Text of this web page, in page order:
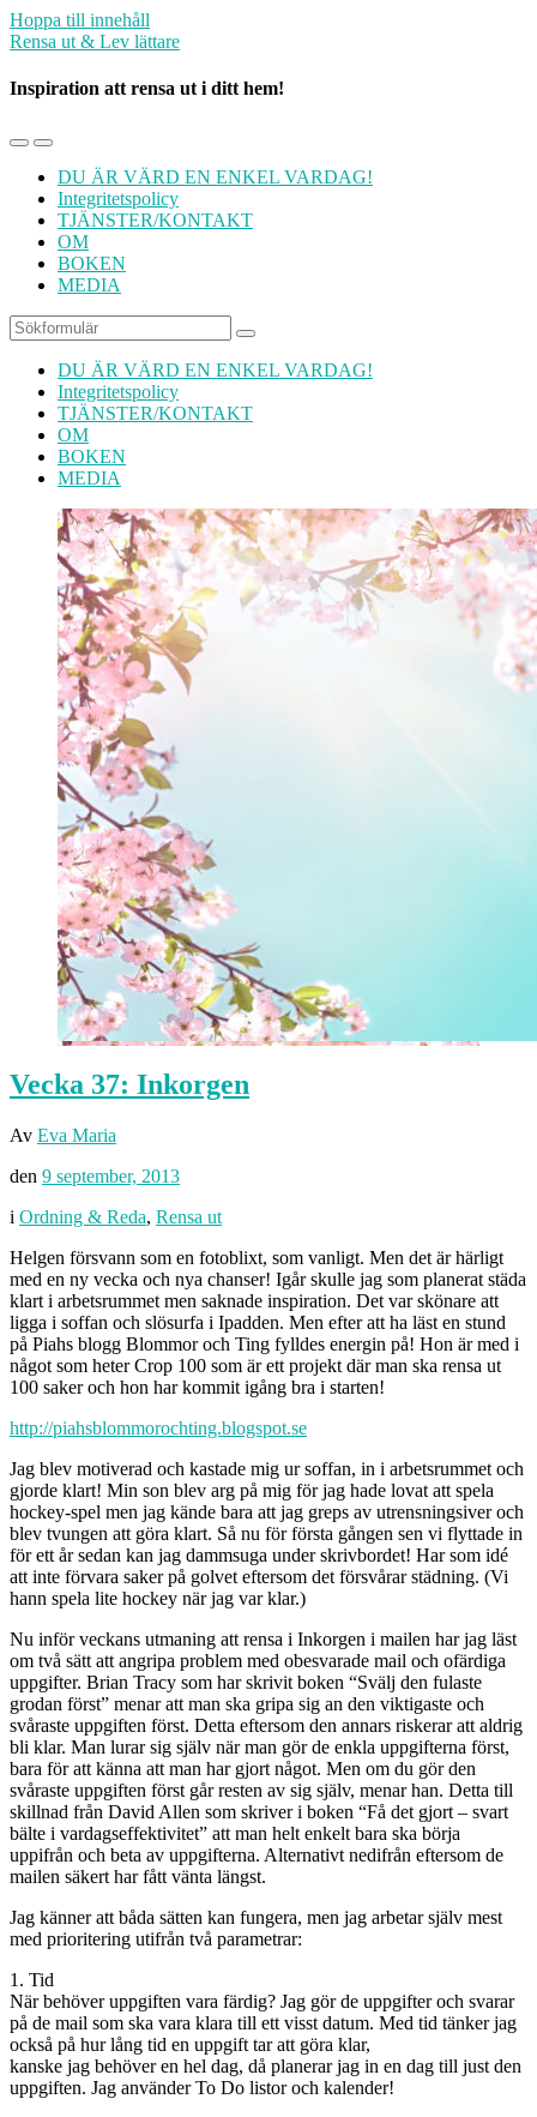
Hoppa till innehåll
Rensa ut & Lev lättare
Inspiration att rensa ut i ditt hem!
Slå
mobilmenyn
Slå
på/av
sökfältet
DU ÄR VÄRD EN ENKEL VARDAG!
Integritetspolicy
TJÄNSTER/KONTAKT
OM
BOKEN
MEDIA
Sök
DU ÄR VÄRD EN ENKEL VARDAG!
Integritetspolicy
TJÄNSTER/KONTAKT
OM
BOKEN
MEDIA
Vecka 37: Inkorgen
Av Eva Maria
den 9 september, 2013
i Ordning & Reda, Rensa ut
Helgen försvann som en fotoblixt, som vanligt. Men det är härligt
med en ny vecka och nya chanser! Igår skulle jag som planerat städa
klart i arbetsrummet men saknade inspiration. Det var skönare att
ligga i soffan och slösurfa i Ipadden. Men efter att ha läst en stund
på Piahs blogg Blommor och Ting fylldes energin på! Hon är med i
något som heter Crop 100 som är ett projekt där man ska rensa ut
100 saker och hon har kommit igång bra i starten!
http://piahsblommorochting.blogspot.se
Jag blev motiverad och kastade mig ur soffan, in i arbetsrummet och
gjorde klart! Min son blev arg på mig för jag hade lovat att spela
hockey-spel men jag kände bara att jag greps av utrensningsiver och
blev tvungen att göra klart. Så nu för första gången sen vi flyttade in
för ett år sedan kan jag dammsuga under skrivbordet! Har som idé
att inte förvara saker på golvet eftersom det försvårar städning. (Vi
hann spela lite hockey när jag var klar.)
Nu inför veckans utmaning att rensa i Inkorgen i mailen har jag läst
om två sätt att angripa problem med obesvarade mail och ofärdiga
uppgifter. Brian Tracy som har skrivit boken “Svälj den fulaste
grodan först” menar att man ska gripa sig an den viktigaste och
svåraste uppgiften först. Detta eftersom den annars riskerar att aldrig
bli klar. Man lurar sig själv när man gör de enkla uppgifterna först,
bara för att känna att man har gjort något. Men om du gör den
svåraste uppgiften först går resten av sig själv, menar han. Detta till
skillnad från David Allen som skriver i boken “Få det gjort – svart
bälte i vardagseffektivitet” att man helt enkelt bara ska börja
uppifrån och beta av uppgifterna. Alternativt nedifrån eftersom de
mailen säkert har fått vänta längst.
Jag känner att båda sätten kan fungera, men jag arbetar själv mest
med prioritering utifrån två parametrar:
1. Tid
När behöver uppgiften vara färdig? Jag gör de uppgifter och svarar
på de mail som ska vara klara till ett visst datum. Med tid tänker jag
också på hur lång tid en uppgift tar att göra klar,
kanske jag behöver en hel dag, då planerar jag in en dag till just den
uppgiften. Jag använder To Do listor och kalender!